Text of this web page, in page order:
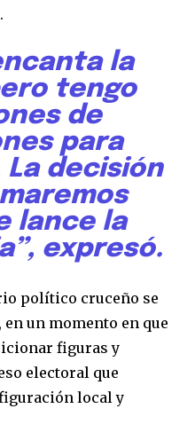
of
be part of the
address on our website
Don't worry, we respect
inbox. Your information is
la
tengo
de
para
decisión
lance la
expresó.
político cruceño se
un momento en que
figuras y
electoral que
local y